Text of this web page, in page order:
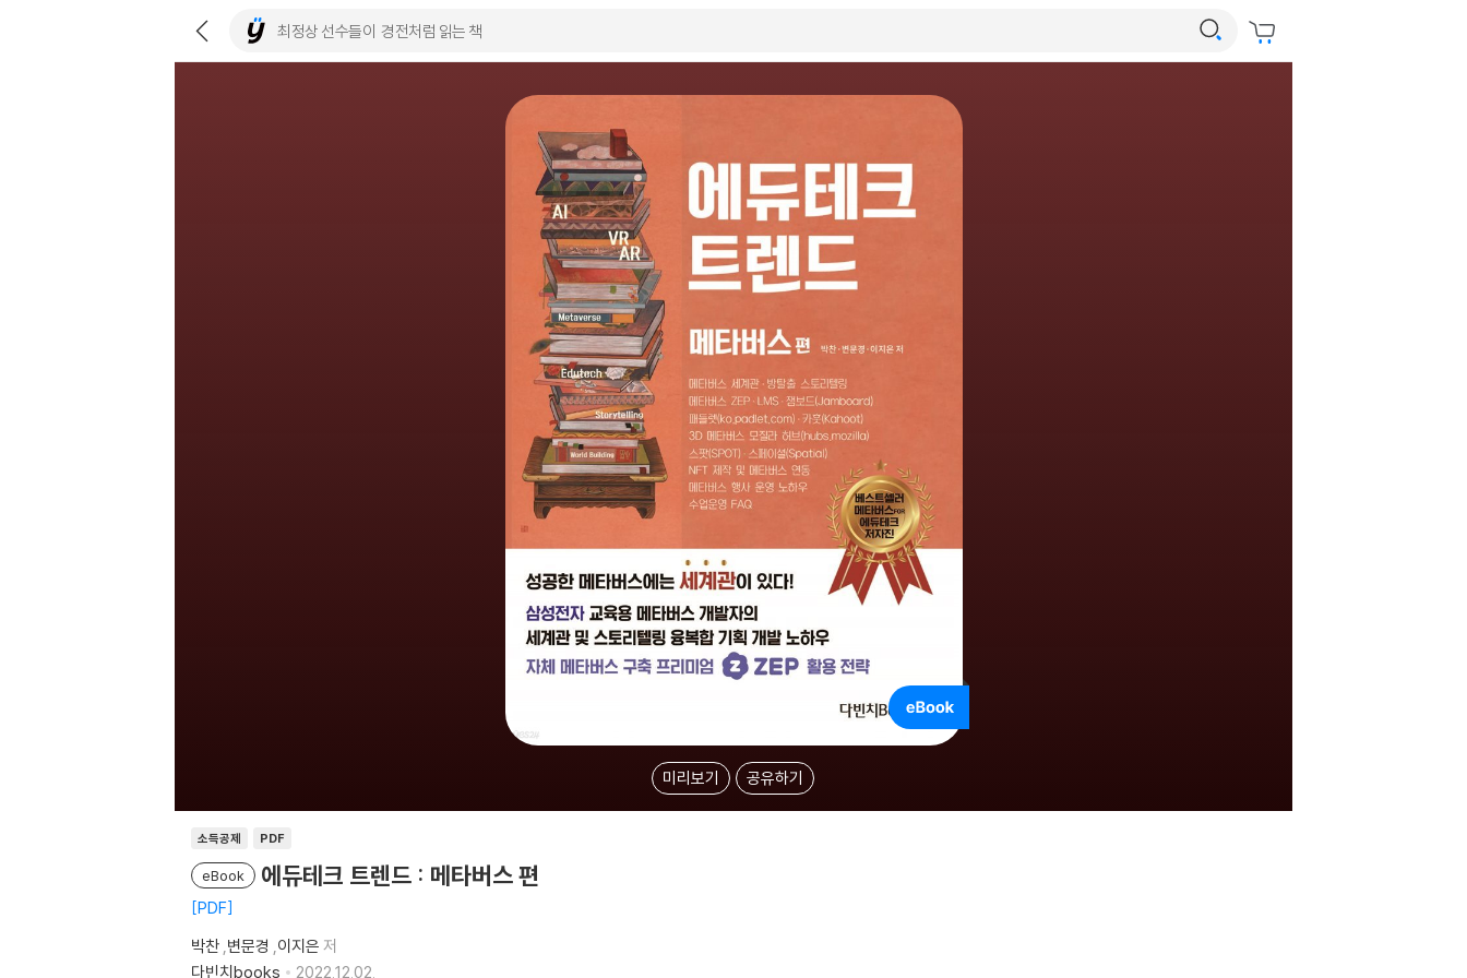
미리보기 공유하기
소득공제 PDF
eBook 에듀테크 트렌드 : 메타버스 편
PDF
박찬 ,변문경 ,이지은 저
다빈치books
2022.12.02.